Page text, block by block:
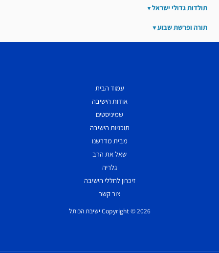
תולדות גדולי ישראל
תורה ופרשת שבוע
עמוד הבית
אודות הישיבה
שמיניסטים
תוכניות הישיבה
מבית מדרשנו
שאל את הרב
גלריה
זיכרון לחללי הישיבה
צור קשר
Copyright © 2026 ישיבת הכותל